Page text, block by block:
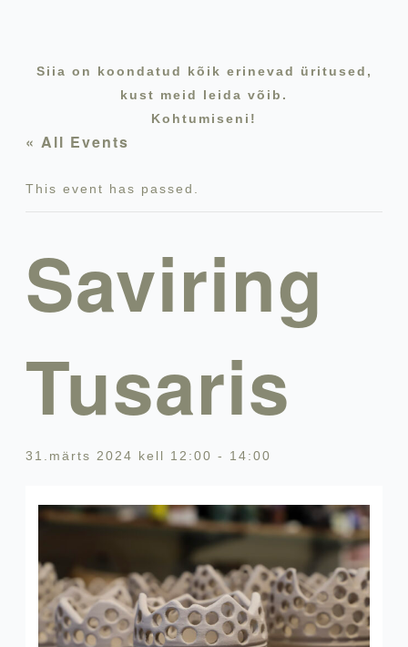
Siia on koondatud kõik erinevad üritused,
kust meid leida võib.
Kohtumiseni!
« All Events
This event has passed.
Saviring
Tusaris
31.märts 2024 kell 12:00 - 14:00